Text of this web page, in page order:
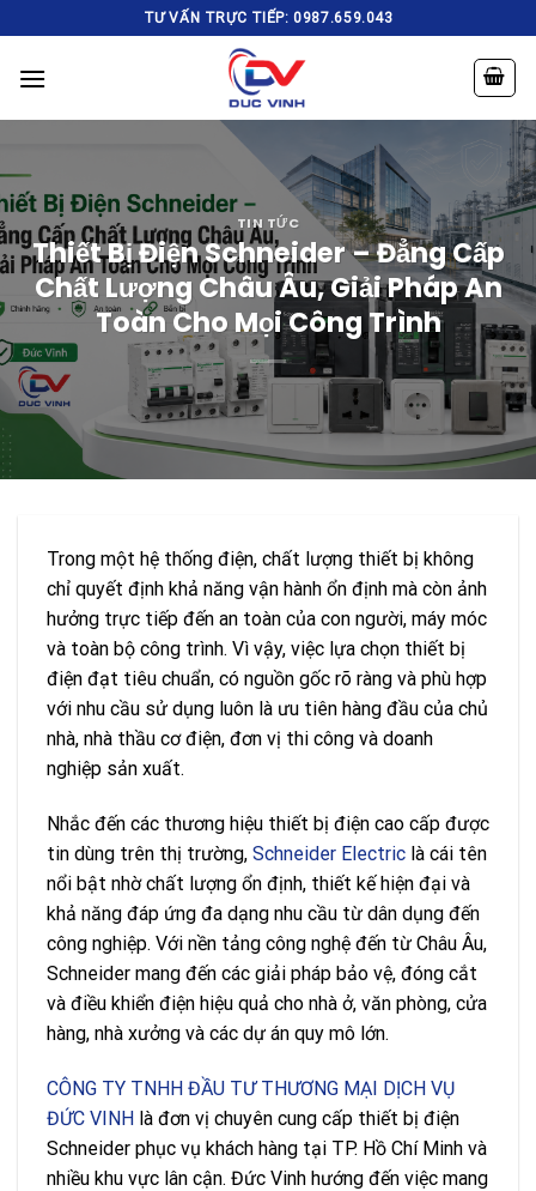
to
content
TƯ VẤN TRỰC TIẾP: 0987.659.043
TIN TỨC
Thiết Bị Điện Schneider – Đẳng Cấp
Chất Lượng Châu Âu, Giải Pháp An
Toàn Cho Mọi Công Trình
Trong một hệ thống điện, chất lượng thiết bị không
chỉ quyết định khả năng vận hành ổn định mà còn ảnh
hưởng trực tiếp đến an toàn của con người, máy móc
và toàn bộ công trình. Vì vậy, việc lựa chọn thiết bị
điện đạt tiêu chuẩn, có nguồn gốc rõ ràng và phù hợp
với nhu cầu sử dụng luôn là ưu tiên hàng đầu của chủ
nhà, nhà thầu cơ điện, đơn vị thi công và doanh
nghiệp sản xuất.
Nhắc đến các thương hiệu thiết bị điện cao cấp được
tin dùng trên thị trường, Schneider Electric là cái tên
nổi bật nhờ chất lượng ổn định, thiết kế hiện đại và
khả năng đáp ứng đa dạng nhu cầu từ dân dụng đến
công nghiệp. Với nền tảng công nghệ đến từ Châu Âu,
Schneider mang đến các giải pháp bảo vệ, đóng cắt
và điều khiển điện hiệu quả cho nhà ở, văn phòng, cửa
hàng, nhà xưởng và các dự án quy mô lớn.
CÔNG TY TNHH ĐẦU TƯ THƯƠNG MẠI DỊCH VỤ
ĐỨC VINH là đơn vị chuyên cung cấp thiết bị điện
Schneider phục vụ khách hàng tại TP. Hồ Chí Minh và
nhiều khu vực lân cận. Đức Vinh hướng đến việc mang